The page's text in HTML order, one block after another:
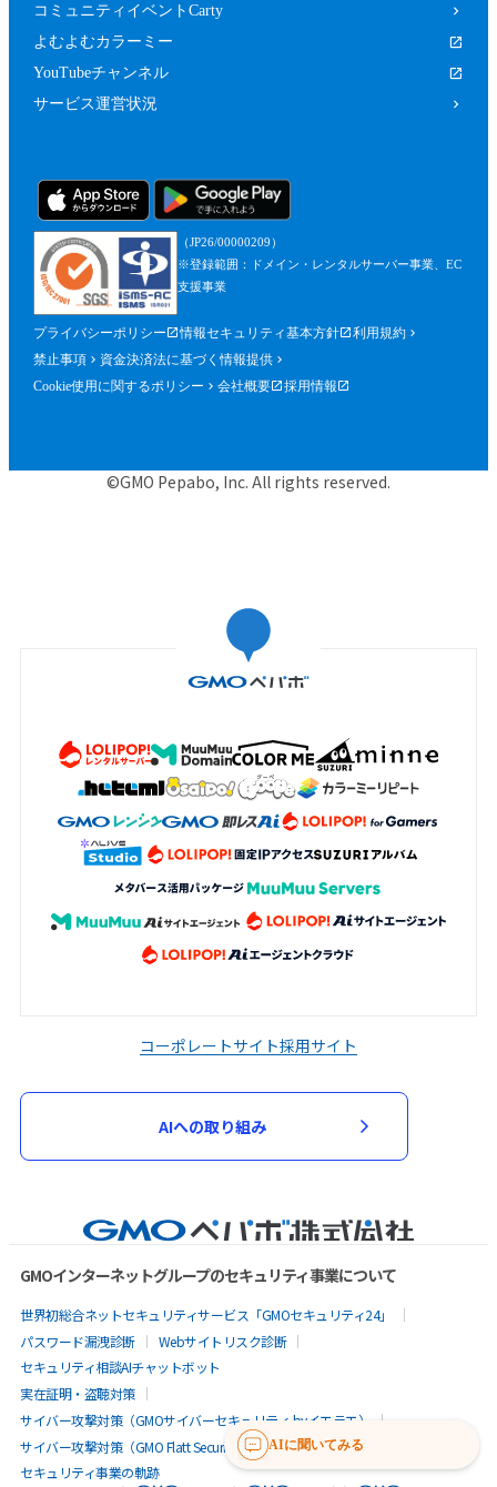
コミュニティイベントCarty
よむよむカラーミー
YouTubeチャンネル
サービス運営状況
（JP26/00000209）
※登録範囲：ドメイン・レンタルサーバー事業、EC
支援事業
プライバシーポリシー 情報セキュリティ基本方針
利用規約
禁止事項
資金決済法に基づく情報提供
Cookie使用に関するポリシー
会社概要 採用情報
©GMO Pepabo, Inc. All rights reserved.
コーポレートサイト採用サイト
AIへの取り組み
GMOインターネットグループのセキュリティ事業について
世界初総合ネットセキュリティサービス「GMOセキュリティ24」
パスワード漏洩診断
Webサイトリスク診断
セキュリティ相談AIチャットボット
実在証明・盗聴対策
サイバー攻撃対策（GMOサイバーセキュリティ byイエラエ）
サイバー攻撃対策（GMO Flatt Security）
なりすまし対策
セキュリティ事業の軌跡
AIに聞いてみる